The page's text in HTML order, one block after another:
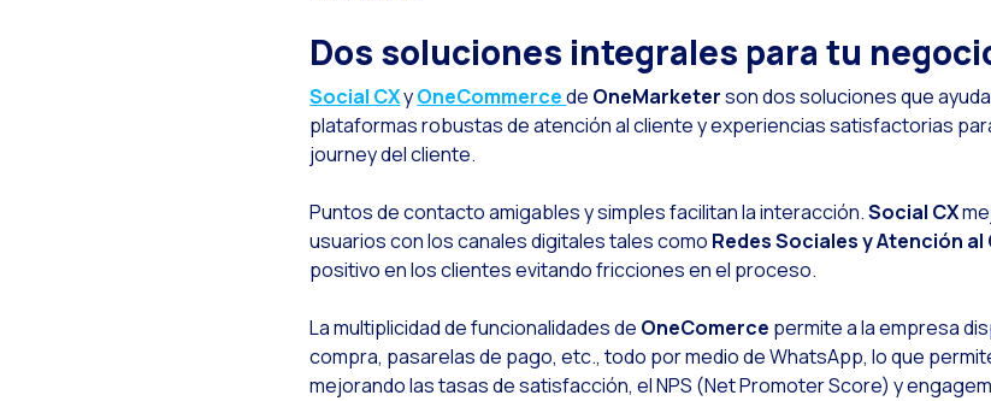
Atención al cliente: Innovaciones para agilizar en pólizas y seguros
Leer noticia
Cómo medir el éxito del comercio conversacional en la banca
Leer noticia
Cómo digitalizar a tu equipo de ventas en 2024
Leer noticia
Las nuevas tecnologías como facilitadoras del customer journey
Leer noticia
Los leads en la mira de MetaLeer noticia
¿Qué tan importante es la ciberseguridad?
Leer noticia
Dos soluciones integrales para tu
Social CXyOneCommercede OneMarketerson dos soluciones que
plataformas robustas de atención al cliente y experiencias satisfactorias
journey del cliente.
Puntos de contacto amigables y simples facilitan la interacción.Social CX
usuarios con los canales digitales tales como Redes Sociales y Atención al
positivo en los clientes evitando fricciones en el proceso.
La multiplicidad de funcionalidades de OneComerce permite a la empresa
compra, pasarelas de pago, etc., todo por medio de WhatsApp, lo que
mejorando las tasas de satisfacción, el NPS (Net Promoter Score) y